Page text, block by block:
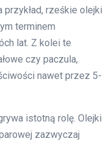
rześkie olejki
terminem
lat. Z kolei te
czy paczula,
nawet przez 5-
istotną rolę. Olejki
zazwyczaj